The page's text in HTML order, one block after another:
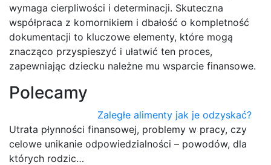
wymaga cierpliwości i determinacji. Skuteczna
współpraca z komornikiem i dbałość o kompletność
dokumentacji to kluczowe elementy, które mogą
znacząco przyspieszyć i ułatwić ten proces,
zapewniając dziecku należne mu wsparcie finansowe.
Polecamy
Zaległe alimenty jak je odzyskać?
Utrata płynności finansowej, problemy w pracy, czy
celowe unikanie odpowiedzialności – powodów, dla
których rodzic…